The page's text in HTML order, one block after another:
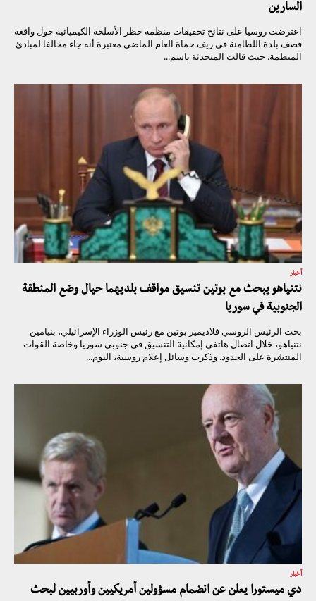
السارين
اعترضت روسيا على نتائح تحقيقات منظمة حظر الأسلحة الكيميائية حول واقعة
قصف بلدة اللطامنة في ريف حماة العام الماضي معتبرة أنه جاء مخالفا لمبادئ
المنظمة. حيث قالت المتحدثة باسم...
أخبار
نتنياهو يبحث مع بوتين تنسيق مواقف بلديهما حيال وضع المنطقة
الجنوبية في سوريا
بحث الرئيس الروسي فلاديمير بوتين مع رئيس الوزراء الإسرائيلي، بنيامين
نتنياهو، خلال اتصال هاتفي إمكانية التنسيق في جنوبي سوريا وخاصة القوات
المنتشرة على الحدود. وذكرت وسائل إعلام روسية، اليوم...
أخبار
دي ميستورا يعلن عن انضمام مسؤولين أمريكيين وأوربيين لبحث